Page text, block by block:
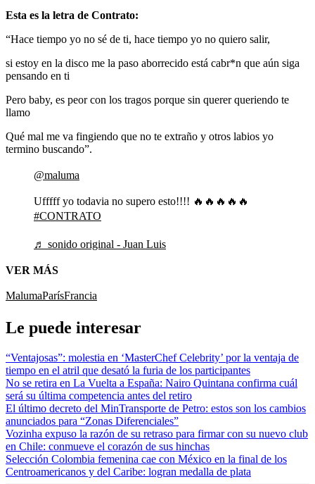
Esta es la letra de Contrato:
“Hace tiempo yo no sé de ti, hace tiempo yo no quiero salir,
si estoy en la disco me la paso aborrecido está cabr*n que aún siga
pensando en ti
Pero baby, es peor con los tragos porque sin querer queriendo te
llamo
Qué mal me va fingiendo que no te extraño y otros labios yo
termino buscando”.
@maluma
Ufffff yo todavia no supero esto!!!! 🔥🔥🔥🔥🔥
#CONTRATO
♬ sonido original - Juan Luis
VER MÁS
MalumaParísFrancia
Le puede interesar
“Ventajosas”: molestia en ‘MasterChef Celebrity’ por la ventaja de
tiempo en el atril que desató la furia de los participantes
No se retira en La Vuelta a España: Nairo Quintana confirma cuál
será su última competencia antes del retiro
El último decreto del MinTransporte de Petro: estos son los cambios
anunciados para “Zonas Diferenciales”
Vozinha expuso la razón de su retraso para firmar con su nuevo club
en Chile: conmueve el corazón de sus hinchas
Selección Colombia femenina cae con México en la final de los
Centroamericanos y del Caribe: logran medalla de plata